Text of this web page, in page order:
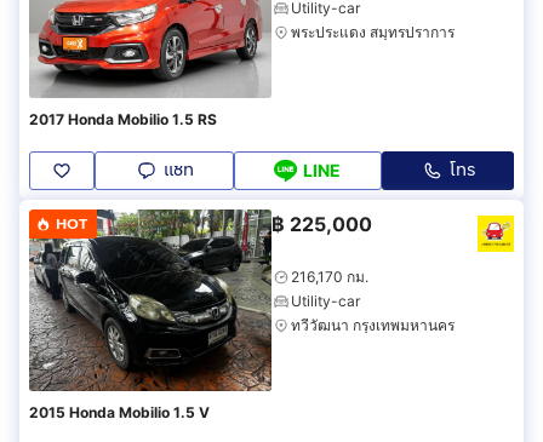
Utility-car
พระประแดง สมุทรปราการ
2017 Honda Mobilio 1.5 RS
แชท LINE โทร
HOT ฿ 225,000
216,170 กม.
Utility-car
ทวีวัฒนา กรุงเทพมหานคร
2015 Honda Mobilio 1.5 V